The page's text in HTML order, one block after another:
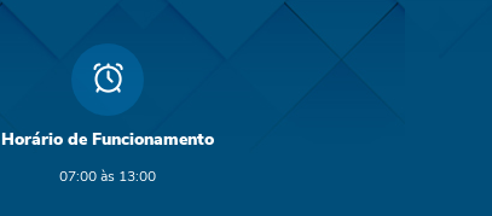
Horário de Funcionamento
07:00 às 13:00